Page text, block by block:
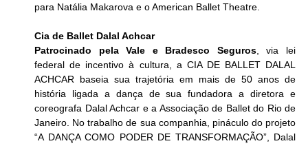
para Natália Makarova e o American Ballet Theatre.
Cia de Ballet Dalal Achcar
Patrocinado pela Vale e Bradesco Seguros, via lei
federal de incentivo à cultura,
a CIA DE BALLET DALAL
ACHCAR baseia sua trajetória em mais de 50 anos de
história ligada a dança de sua fundadora a diretora e
coreografa Dalal Achcar e a Associação de Ballet do Rio de
Janeiro. No trabalho de sua companhia, pináculo do projeto
“A DANÇA COMO PODER DE TRANSFORMAÇÃO”, Dalal